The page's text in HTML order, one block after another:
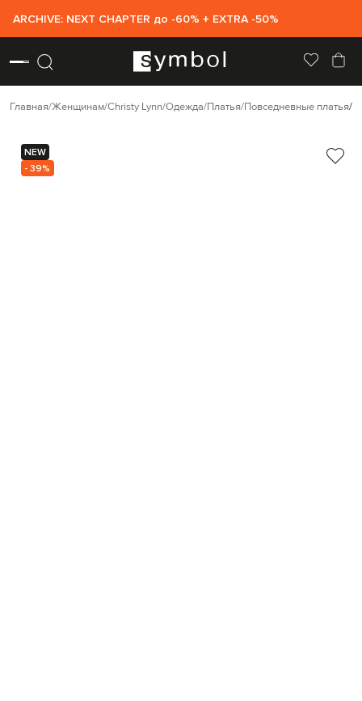
ARCHIVE: NEXT CHAPTER до -60% + EXTRA -50%
Главная Женщинам Christy Lynn Одежда Платья Повседневные платья
NEW
- 39%